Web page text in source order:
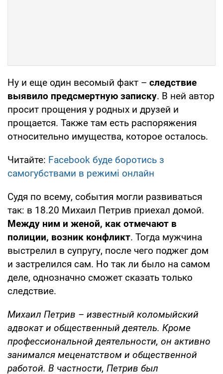
Ну и еще один весомый факт – следствие
выявило предсмертную записку. В ней автор
просит прощения у родных и друзей и
прощается. Также там есть распоряжения
относительно имущества, которое осталось.
Читайте: Facebook буде боротись з
самогубствами в режимі онлайн
Судя по всему, события могли развиваться
так: в 18.20 Михаил Петрив приехал домой.
Между ним и женой, как отмечают в
полиции, возник конфликт. Тогда мужчина
выстрелил в супругу, после чего поджег дом
и застрелился сам. Но так ли было на самом
деле, однозначно сможет сказать только
следствие.
Михаил Петрив – известный коломыйский
адвокат и общественный деятель. Кроме
профессиональной деятельности, он активно
занимался меценатством и общественной
работой. В частности, Петрив был